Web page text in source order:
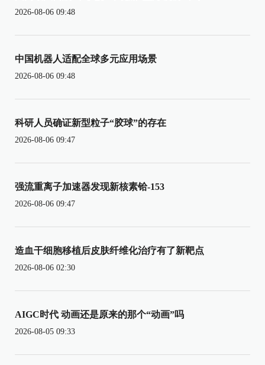
2026-08-06 09:48
中国机器人适配全球多元应用场景
2026-08-06 09:48
科研人员确证新型粒子“胶球”的存在
2026-08-06 09:47
强流重离子加速器发现新核素铪-153
2026-08-06 09:47
造血干细胞移植后皮肤纤维化治疗有了新靶点
2026-08-06 02:30
AIGC时代 动画还是原来的那个“动画”吗
2026-08-05 09:33